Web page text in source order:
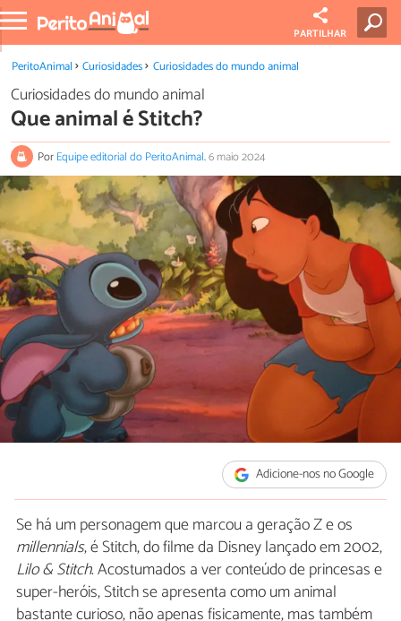
PARTILHAR
PeritoAnimal Curiosidades Curiosidades do mundo animal
Curiosidades do mundo animal
Que animal é Stitch?
PorEquipe editorial do PeritoAnimal.6 maio 2024
Adicione-nos no Google
Se há um personagem que marcou a geração Z e os
millennials, é Stitch, do filme da Disney lançado em 2002,
Lilo & Stitch. Acostumados a ver conteúdo de princesas e
super-heróis, Stitch se apresenta como um animal
bastante curioso, não apenas fisicamente, mas também